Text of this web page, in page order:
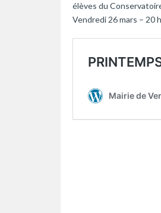
élèves du
Vendredi 26 mars – 20